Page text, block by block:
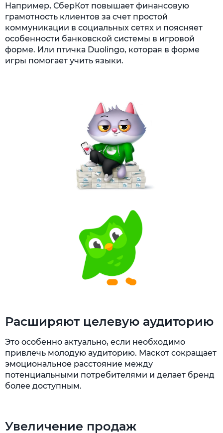
Например, СберКот повышает финансовую
грамотность клиентов за счет простой
коммуникации в социальных сетях и поясняет
особенности банковской системы в игровой
форме. Или птичка Duolingo, которая в форме
игры помогает учить языки.
Расширяют целевую аудиторию
Это особенно актуально, если необходимо
привлечь молодую аудиторию. Маскот сокращает
эмоциональное расстояние между
потенциальными потребителями и делает бренд
более доступным.
Увеличение продаж